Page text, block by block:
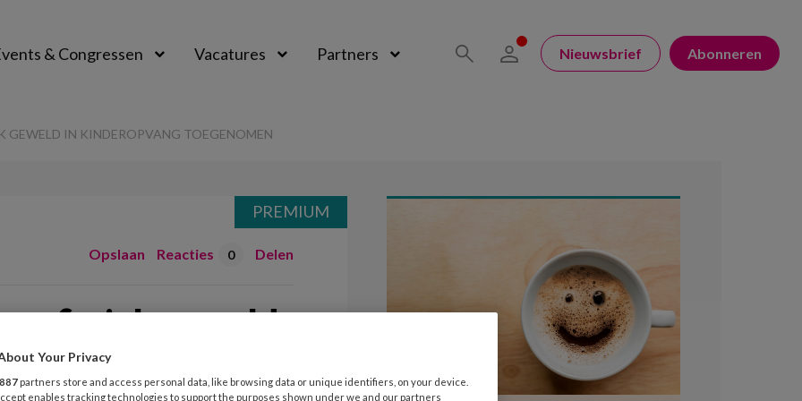
& Congressen Vacatures Partners Nieuwsbrief Abonneren
GEWELD IN KINDEROPVANG TOEGENOMEN
Opslaan Reacties 0 Delen
fysiek geweld
toegenomen
PREMIUM
Your Privacy
887 partners store and access personal data, like browsing data or unique identifiers, on your device.
enables tracking technologies to support the purposes shown under we and our partners